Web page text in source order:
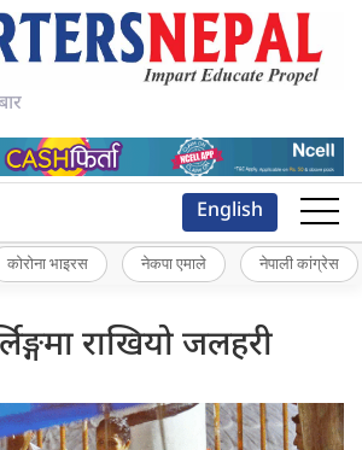
English
कोरोना भाइरस नेकपा एमाले नेपाली कांग्रेस
राखियो जलहरी